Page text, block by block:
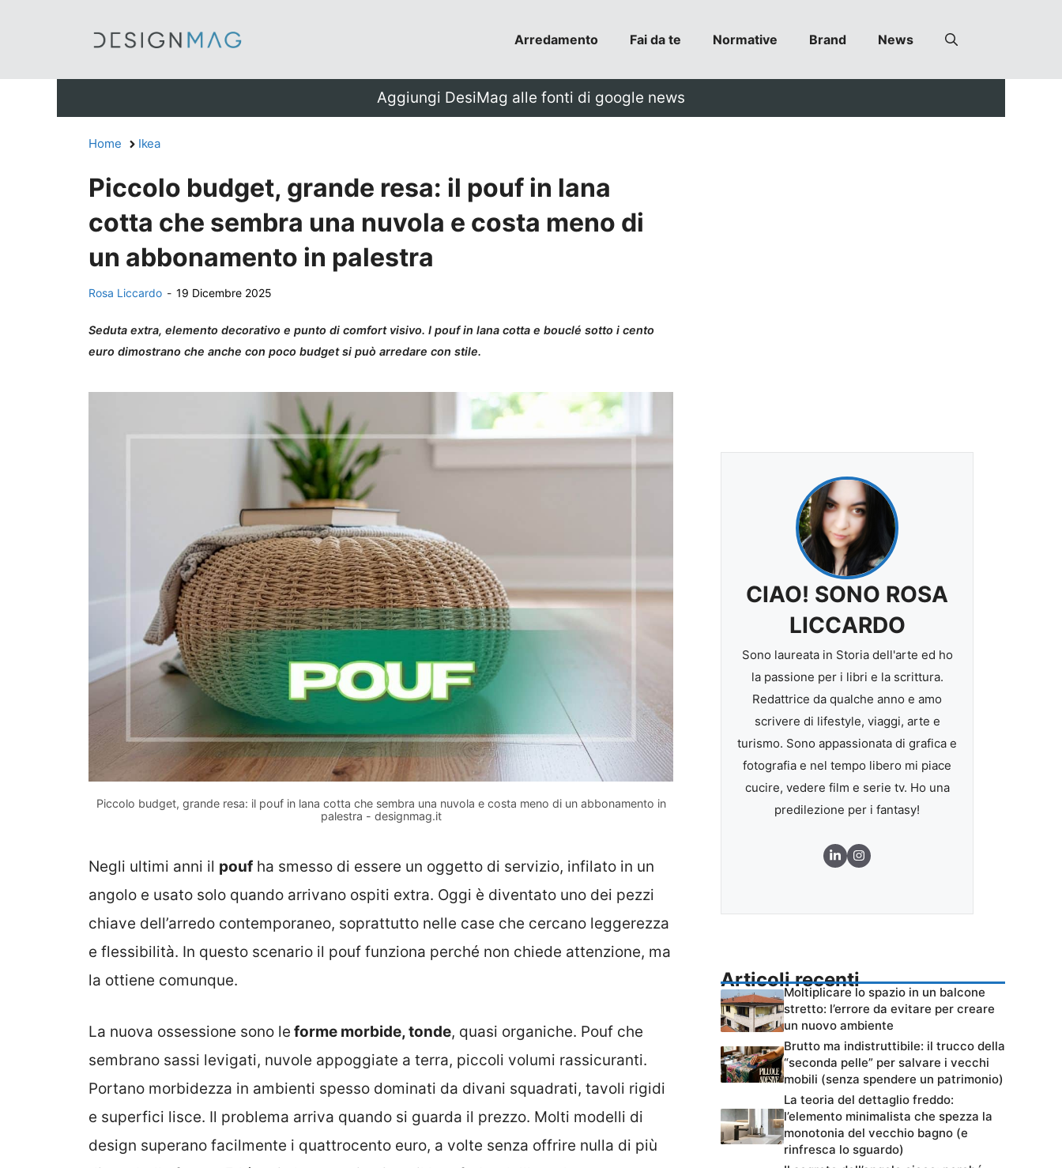
Arredamento Fai da te Normative Brand News
Aggiungi DesiMag alle fonti di google news
Home Ikea
Piccolo budget, grande resa: il pouf in lana
cotta che sembra una nuvola e costa meno di
un abbonamento in palestra
Rosa Liccardo - 19 Dicembre 2025
Seduta extra, elemento decorativo e punto di comfort visivo. I pouf in lana cotta e bouclé sotto i cento
euro dimostrano che anche con poco budget si può arredare con stile.
Piccolo budget, grande resa: il pouf in lana cotta che sembra una nuvola e costa meno di un abbonamento in
palestra - designmag.it
Negli ultimi anni il pouf ha smesso di essere un oggetto di servizio, infilato in un
angolo e usato solo quando arrivano ospiti extra. Oggi è diventato uno dei pezzi
chiave dell’arredo contemporaneo, soprattutto nelle case che cercano leggerezza
e flessibilità. In questo scenario il pouf funziona perché non chiede attenzione, ma
la ottiene comunque.
La nuova ossessione sono le forme morbide, tonde, quasi organiche. Pouf che
sembrano sassi levigati, nuvole appoggiate a terra, piccoli volumi rassicuranti.
Portano morbidezza in ambienti spesso dominati da divani squadrati, tavoli rigidi
e superfici lisce. Il problema arriva quando si guarda il prezzo. Molti modelli di
design superano facilmente i quattrocento euro, a volte senza offrire nulla di più
CIAO! SONO ROSA
LICCARDO
Sono laureata in Storia dell'arte ed ho
la passione per i libri e la scrittura.
Redattrice da qualche anno e amo
scrivere di lifestyle, viaggi, arte e
turismo. Sono appassionata di grafica e
fotografia e nel tempo libero mi piace
cucire, vedere film e serie tv. Ho una
predilezione per i fantasy!
Articoli recenti
Moltiplicare lo spazio in un balcone
stretto: l’errore da evitare per creare
un nuovo ambiente
Brutto ma indistruttibile: il trucco della
“seconda pelle” per salvare i vecchi
mobili (senza spendere un patrimonio)
La teoria del dettaglio freddo:
l’elemento minimalista che spezza la
monotonia del vecchio bagno (e
rinfresca lo sguardo)